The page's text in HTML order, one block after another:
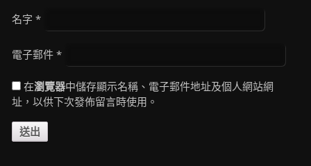
名字 *
電子郵件 *
在瀏覽器中儲存顯示名稱、電子郵件地址及個人網站網
址，以供下次發佈留言時使用。